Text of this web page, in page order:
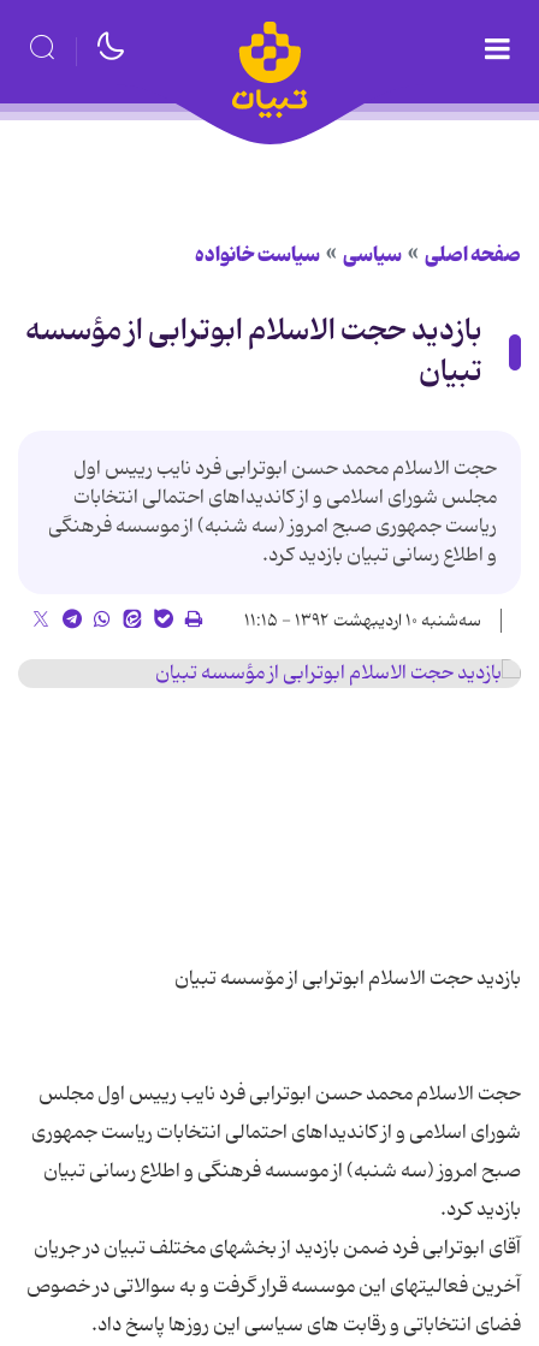
صفحه اصلی سیاسی سیاست خانواده
بازدید حجت الاسلام ابوترابی از مؤسسه
تبیان
حجت الاسلام محمد حسن ابوترابی فرد نایب رییس اول
مجلس شورای اسلامی و از کاندیداهای احتمالی انتخابات
ریاست جمهوری صبح امروز (سه شنبه) از موسسه فرهنگی
و اطلاع رسانی تبیان بازدید کرد.
سه‌شنبه ۱۰ اردیبهشت ۱۳۹۲ - ۱۱:۱۵
حجت الاسلام محمد حسن ابوترابی فرد نایب رییس اول مجلس
شورای اسلامی و از کاندیداهای احتمالی انتخابات ریاست جمهوری
صبح امروز (سه شنبه) از موسسه فرهنگی و اطلاع رسانی تبیان
آقای ابوترابی فرد ضمن بازدید از بخشهای مختلف تبیان در جریان
آخرین فعالیتهای این موسسه قرار گرفت و به سوالاتی در خصوص